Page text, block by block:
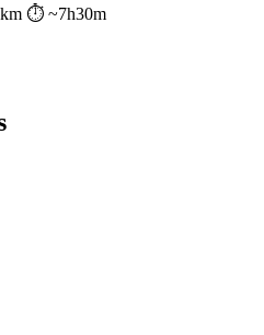
⏱️ ~7h30m